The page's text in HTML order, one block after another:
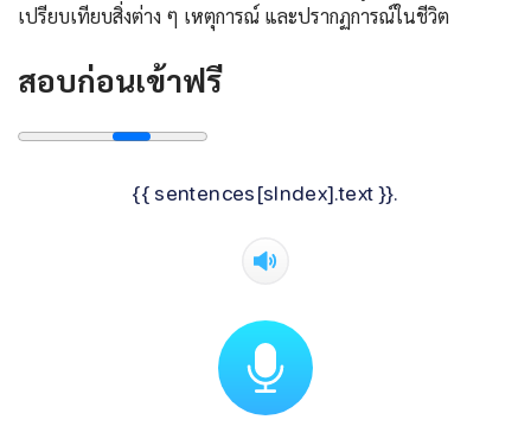
เปรียบเทียบสิ่งต่าง ๆ เหตุการณ์ และปรากฏการณ์ในชีวิต
สอบก่อนเข้าฟรี
{{ sentences[sIndex].text }}.